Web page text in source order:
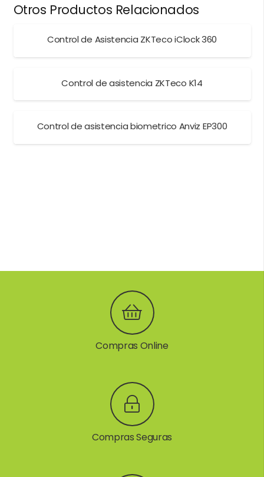
Otros Productos Relacionados
Control de Asistencia ZKTeco iClock 360
Control de asistencia ZKTeco K14
Control de asistencia biometrico Anviz EP300
Compras Online
Compras Seguras